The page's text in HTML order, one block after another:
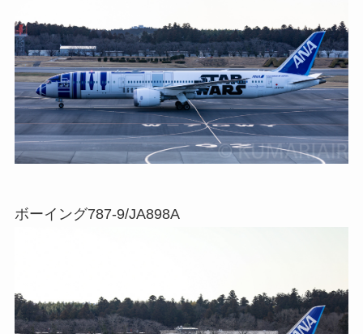
ボーイング787-9/JA898A